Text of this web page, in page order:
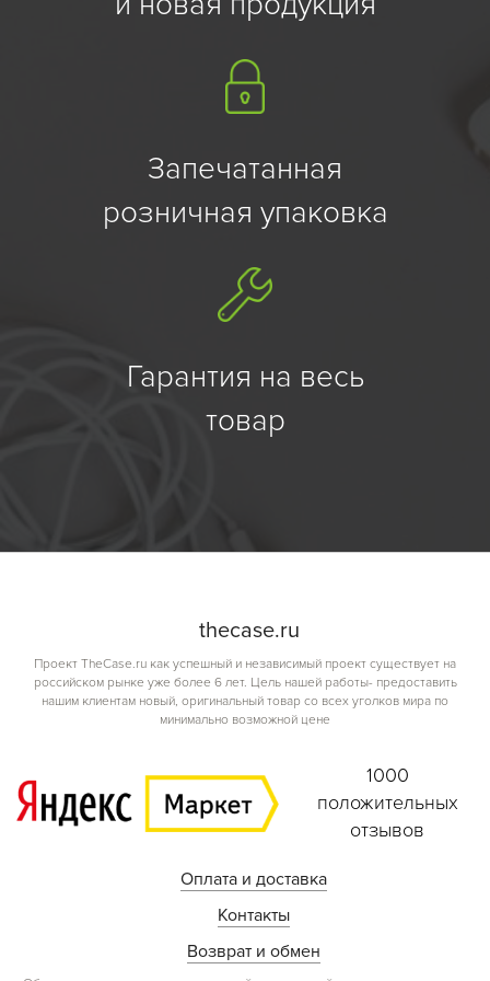
Запечатанная
розничная упаковка
Гарантия на весь
товар
thecase.ru
Проект TheCase.ru как успешный и независимый проект существует на
российском рынке уже более 6 лет. Цель нашей работы- предоставить
нашим клиентам новый, оригинальный товар со всех уголков мира по
минимально возможной цене
1000
положительных
отзывов
Оплата и доставка
Контакты
Возврат и обмен